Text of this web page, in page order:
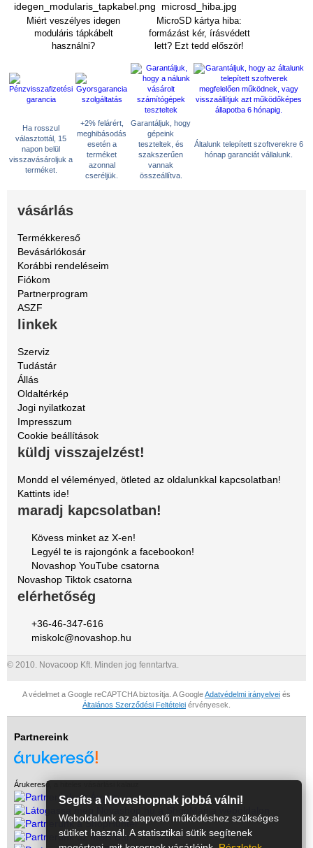
Miért veszélyes idegen
moduláris tápkábelt
használni?
MicroSD kártya hiba:
formázást kér, írásvédett
lett? Ezt tedd először!
Ha rosszul
választottál, 15
napon belül
visszavásároljuk a
terméket.
+2% felárért,
meghibásodás
esetén a
terméket
azonnal
cseréljük.
Garantáljuk, hogy
gépeink
teszteltek, és
szakszerűen
vannak
összeállítva.
Általunk telepített szoftverekre 6
hónap garanciát vállalunk.
vásárlás
Termékkereső
Bevásárlókosár
Korábbi rendeléseim
Fiókom
Partnerprogram
ASZF
linkek
Szerviz
Tudástár
Állás
Oldaltérkép
Jogi nyilatkozat
Impresszum
Cookie beállítások
küldj visszajelzést!
Mondd el véleményed, ötleted az oldalunkkal kapcsolatban!
Kattints ide!
maradj kapcsolatban!
Kövess minket az X-en!
Legyél te is rajongónk a facebookon!
Novashop YouTube csatorna
Novashop Tiktok csatorna
elérhetőség
+36-46-347-616
miskolc@novashop.hu
© 2010. Novacoop Kft. Minden jog fenntartva.
A védelmet a Google reCAPTCHA biztosítja. A GoogleAdatvédelmi irányelvei és
Általános Szerződési Feltételei érvényesek.
Partnereink
Árukereső, a hiteles vásárlási kalauz
Segíts a Novashopnak jobbá válni!
Weboldalunk az alapvető működéshez szükséges
sütiket használ. A statisztikai sütik segítenek